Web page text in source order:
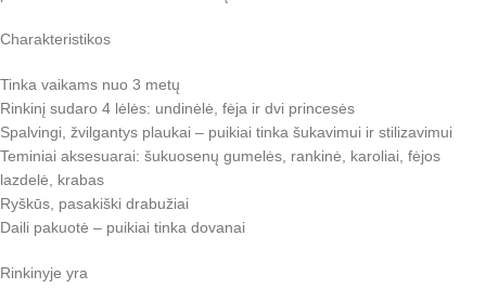
Charakteristikos
Tinka vaikams nuo 3 metų
Rinkinį sudaro 4 lėlės: undinėlė, fėja ir dvi princesės
Spalvingi, žvilgantys plaukai – puikiai tinka šukavimui ir stilizavimui
Teminiai aksesuarai: šukuosenų gumelės, rankinė, karoliai, fėjos
lazdelė, krabas
Ryškūs, pasakiški drabužiai
Daili pakuotė – puikiai tinka dovanai
Rinkinyje yra